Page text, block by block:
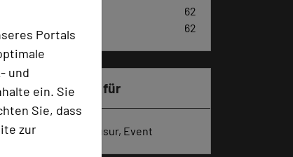
Portals
und
ein. Sie
Sie, dass
zur
62
62
geeignet für
Konferenz, Klausur, Event